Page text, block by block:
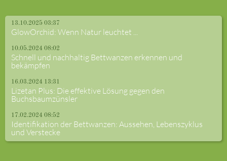
13.10.2025 03:37
GlowOrchid: Wenn Natur leuchtet ...
10.05.2024 08:02
Schnell und nachhaltig Bettwanzen erkennen und
bekämpfen
16.03.2024 13:31
Lizetan Plus: Die effektive Lösung gegen den
Buchsbaumzünsler
17.02.2024 08:52
Identifikation der Bettwanzen: Aussehen, Lebenszyklus
und Verstecke